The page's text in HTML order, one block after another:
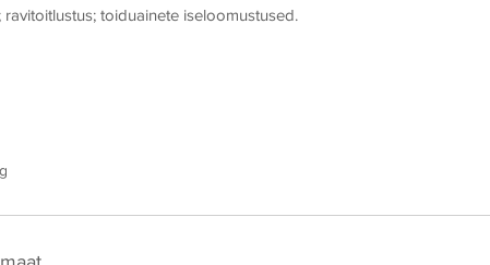
ravitoitlustus; toiduainete iseloomustused.